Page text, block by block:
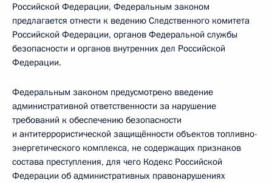
Российской Федерации, Федеральным законом
предлагается отнести к ведению Следственного комитета
Российской Федерации, органов Федеральной службы
безопасности и органов внутренних дел Российской
Федерации.
Федеральным законом предусмотрено введение
административной ответственности за нарушение
требований к обеспечению безопасности
и антитеррористической защищённости объектов топливно-
энергетического комплекса, не содержащих признаков
состава преступления, для чего Кодекс Российской
Федерации об административных правонарушениях